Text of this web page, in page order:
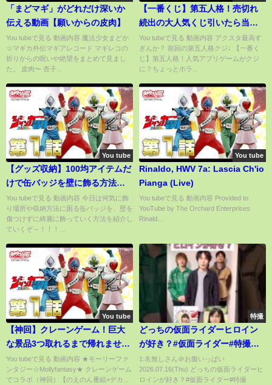
「まどマギ」がどれだけ深いか
伝える動画【願いからの皮肉】
You tubeで見る 動画内容 魔法少女まどか
☆マギカ外伝マギアレコード マギレコの
祈りからの呪いや絶望をまとめて見まし
た。 皮肉〜 杏子...
【一番くじ】第五人格！売切れ
続出の大人気くじ引いたら当た
りだらけ！？（一番くじ、一番
賞、第五人格）
You tubeで見る 動画内容 アクスタ最高す
ぎんか？ 前回の第五人格クジ↓ 【一番く
じ】第五人格！人気アプリゲームがクジ
に？ちょっとホラ...
You tube
【グッズ収納】100均アイテムだ
けで缶バッジを壁に飾る方法！
賃貸OK！【オタク】
You tubeで見る 動画内容 今日は何気に飾
り場所や収納方法に困る缶バッジを、壁を
傷つけずに綺麗に飾っていく方法を紹介し
ていくぞ～！！！...
You tube
Rinaldo, HWV 7a: Lascia Ch'io
Pianga (Live)
You tubeで見る 動画内容 Provided to
YouTube by The Orchard Enterprises
Rinald...
You tube
【神回】クレーンゲーム！巨大
な景品3つ取れるまで帰れませ
ん？総額いくら…【のえのん番
組】
You tubeで見る 動画内容 ★モーリーファ
ンタジー☆Mollyfantasy★ クレーンゲーム
でコラボ（神回）【のえのん番組×デカ...
特撮
どっちの仮面ライダーヒロイン
が好き？#仮面ライダー#特撮
#tokusatsu#kamenrider#shorts
1:名無しさん＠お腹いっぱい
2026.07.16(Thu) どっちの仮面ライダーヒ
ロインが好き？#仮面ライダー#特撮